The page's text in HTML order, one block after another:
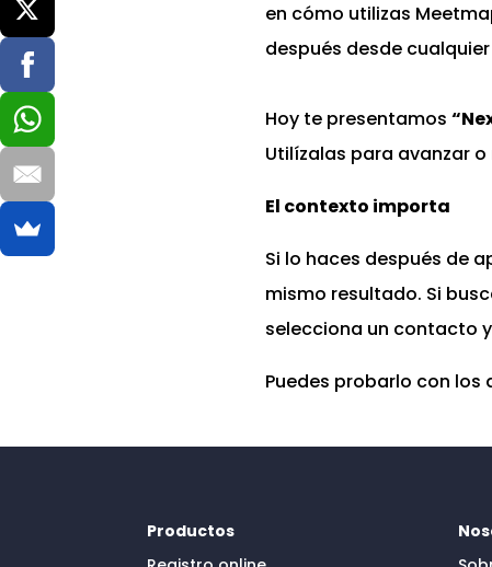
en cómo utilizas
después desde
Hoy te presentamos
Utilízalas para avanzar
El contexto importa
Si lo haces después de
mismo resultado. Si
selecciona un contacto
Puedes probarlo con
Productos